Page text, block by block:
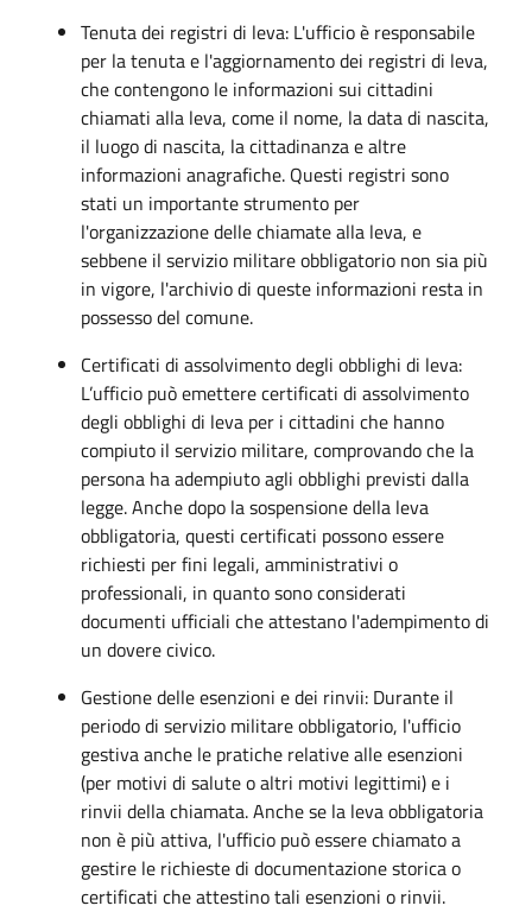
Tenuta dei registri di leva: L'ufficio è responsabile
per la tenuta e l'aggiornamento dei registri di leva,
che contengono le informazioni sui cittadini
chiamati alla leva, come il nome, la data di nascita,
il luogo di nascita, la cittadinanza e altre
informazioni anagrafiche. Questi registri sono
stati un importante strumento per
l'organizzazione delle chiamate alla leva, e
sebbene il servizio militare obbligatorio non sia più
in vigore, l'archivio di queste informazioni resta in
possesso del comune.
Certificati di assolvimento degli obblighi di leva:
L’ufficio può emettere certificati di assolvimento
degli obblighi di leva per i cittadini che hanno
compiuto il servizio militare, comprovando che la
persona ha adempiuto agli obblighi previsti dalla
legge. Anche dopo la sospensione della leva
obbligatoria, questi certificati possono essere
richiesti per fini legali, amministrativi o
professionali, in quanto sono considerati
documenti ufficiali che attestano l'adempimento di
un dovere civico.
Gestione delle esenzioni e dei rinvii: Durante il
periodo di servizio militare obbligatorio, l'ufficio
gestiva anche le pratiche relative alle esenzioni
(per motivi di salute o altri motivi legittimi) e i
rinvii della chiamata. Anche se la leva obbligatoria
non è più attiva, l'ufficio può essere chiamato a
gestire le richieste di documentazione storica o
certificati che attestino tali esenzioni o rinvii.